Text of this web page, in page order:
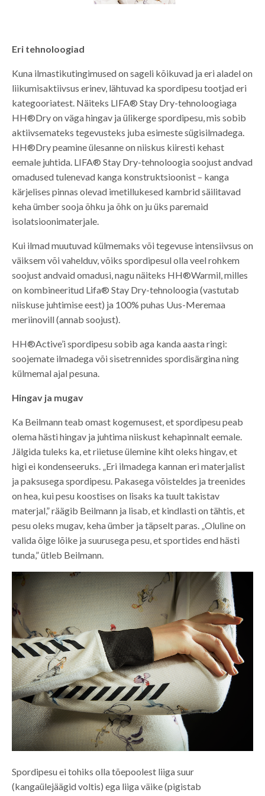
Eri tehnoloogiad
Kuna ilmastikutingimused on sageli kõikuvad ja eri aladel on
liikumisaktiivsus erinev, lähtuvad ka spordipesu tootjad eri
kategooriatest. Näiteks LIFA® Stay Dry-tehnoloogiaga
HH®Dry on väga hingav ja ülikerge spordipesu, mis sobib
aktiivsemateks tegevusteks juba esimeste sügisilmadega.
HH®Dry peamine ülesanne on niiskus kiiresti kehast
eemale juhtida. LIFA® Stay Dry-tehnoloogia soojust andvad
omadused tulenevad kanga konstruktsioonist – kanga
kärjelises pinnas olevad imetillukesed kambrid säilitavad
keha ümber sooja õhku ja õhk on ju üks paremaid
isolatsioonimaterjale.
Kui ilmad muutuvad külmemaks või tegevuse intensiivsus on
väiksem või vahelduv, võiks spordipesul olla veel rohkem
soojust andvaid omadusi, nagu näiteks HH®Warmil, milles
on kombineeritud Lifa® Stay Dry-tehnoloogia (vastutab
niiskuse juhtimise eest) ja 100% puhas Uus-Meremaa
meriinovill (annab soojust).
HH®Active’i spordipesu sobib aga kanda aasta ringi:
soojemate ilmadega või sisetrennides spordisärgina ning
külmemal ajal pesuna.
Hingav ja mugav
Ka Beilmann teab omast kogemusest, et spordipesu peab
olema hästi hingav ja juhtima niiskust kehapinnalt eemale.
Jälgida tuleks ka, et riietuse ülemine kiht oleks hingav, et
higi ei kondenseeruks. „Eri ilmadega kannan eri materjalist
ja paksusega spordipesu. Pakasega võisteldes ja treenides
on hea, kui pesu koostises on lisaks ka tuult takistav
materjal,” räägib Beilmann ja lisab, et kindlasti on tähtis, et
pesu oleks mugav, keha ümber ja täpselt paras. „Oluline on
valida õige lõike ja suurusega pesu, et sportides end hästi
tunda,” ütleb Beilmann.
Spordipesu ei tohiks olla tõepoolest liiga suur
(kangaülejäägid voltis) ega liiga väike (pigistab